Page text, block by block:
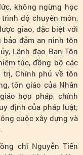
không ngừng học
độ chuyên môn,
giao, đặc biệt với
đảm an ninh tôn
Lãnh đạo Ban Tôn
túc, đồng bộ các
Chính phủ về tôn
tôn giáo của Nhân
hợp pháp, chính
định của pháp luật;
cuộc xây dựng và
chí Nguyễn Tiến